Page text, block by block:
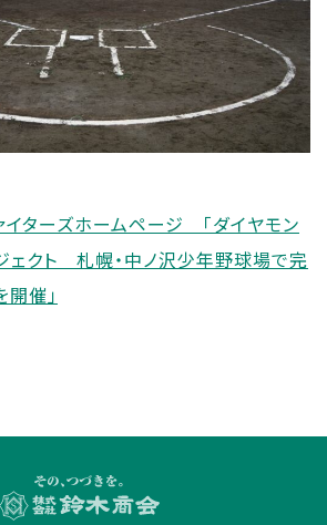
ターズホームページ 「ダイヤモン
ェクト 札幌・中ノ沢少年野球場で完
催」